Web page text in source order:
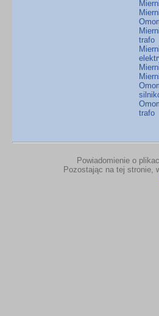
trafo
trafo
Powiadomienie o
Pozostając na tej stronie,